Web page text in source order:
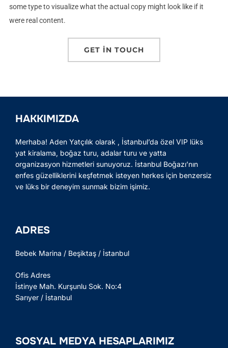
some type to visualize what the actual copy might look like if it
were real content.
GET IN TOUCH
HAKKIMIZDA
Merhaba! Aden Yatçılık olarak , İstanbul’da özel VIP lüks
yat kiralama, boğaz turu, adalar turu ve yatta
organizasyon hizmetleri sunuyoruz. İstanbul Boğazı’nın
enfes güzelliklerini keşfetmek isteyen herkes için benzersiz
ve lüks bir deneyim sunmak bizim işimiz.
ADRES
Bebek Marina / Beşiktaş / İstanbul
Ofis Adres
İstinye Mah. Kurşunlu Sok. No:4
Sarıyer / İstanbul
SOSYAL MEDYA HESAPLARIMIZ